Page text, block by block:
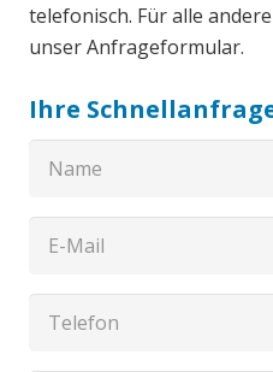
telefonisch. Für alle
unser Anfrageformular.
Ihre